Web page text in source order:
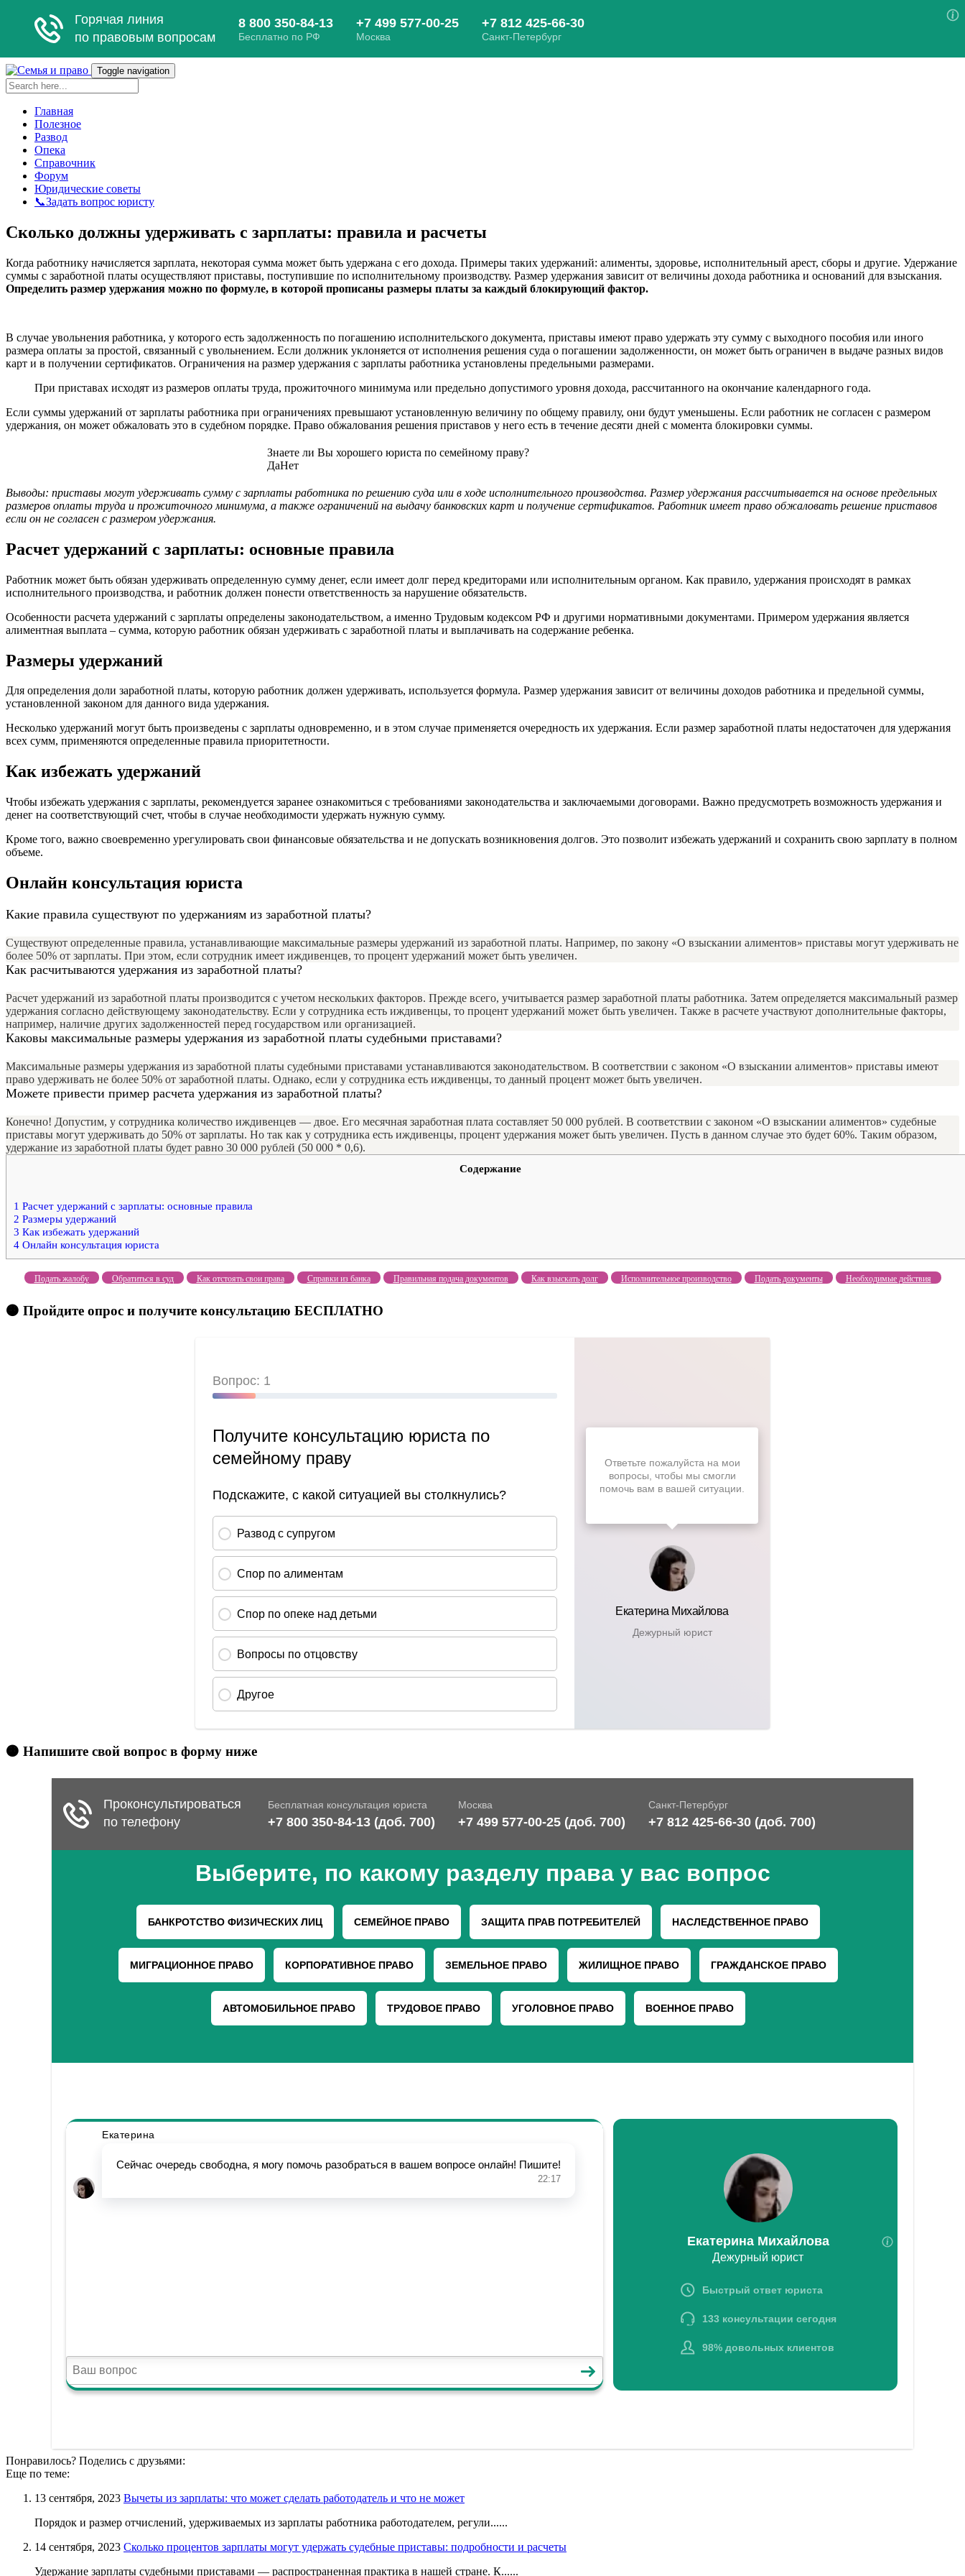
Toggle navigation
Главная
Полезное
Развод
Опека
Справочник
Форум
Юридические советы
📞Задать вопрос юристу
Сколько должны удерживать с зарплаты: правила и расчеты
Когда работнику начисляется зарплата, некоторая сумма может быть удержана с его дохода. Примеры таких удержаний: алименты, здоровье, исполнительный арест, сборы и другие. Удержание
суммы с заработной платы осуществляют приставы, поступившие по исполнительному производству. Размер удержания зависит от величины дохода работника и оснований для взыскания.
Определить размер удержания можно по формуле, в которой прописаны размеры платы за каждый блокирующий фактор.
В случае увольнения работника, у которого есть задолженность по погашению исполнительского документа, приставы имеют право удержать эту сумму с выходного пособия или иного
размера оплаты за простой, связанный с увольнением. Если должник уклоняется от исполнения решения суда о погашении задолженности, он может быть ограничен в выдаче разных видов
карт и в получении сертификатов. Ограничения на размер удержания с зарплаты работника установлены предельными размерами.
При приставах исходят из размеров оплаты труда, прожиточного минимума или предельно допустимого уровня дохода, рассчитанного на окончание календарного года.
Если суммы удержаний от зарплаты работника при ограничениях превышают установленную величину по общему правилу, они будут уменьшены. Если работник не согласен с размером
удержания, он может обжаловать это в судебном порядке. Право обжалования решения приставов у него есть в течение десяти дней с момента блокировки суммы.
Знаете ли Вы хорошего юриста по семейному праву?
ДаНет
Выводы: приставы могут удерживать сумму с зарплаты работника по решению суда или в ходе исполнительного производства. Размер удержания рассчитывается на основе предельных
размеров оплаты труда и прожиточного минимума, а также ограничений на выдачу банковских карт и получение сертификатов. Работник имеет право обжаловать решение приставов
если он не согласен с размером удержания.
Расчет удержаний с зарплаты: основные правила
Работник может быть обязан удерживать определенную сумму денег, если имеет долг перед кредиторами или исполнительным органом. Как правило, удержания происходят в рамках
исполнительного производства, и работник должен понести ответственность за нарушение обязательств.
Особенности расчета удержаний с зарплаты определены законодательством, а именно Трудовым кодексом РФ и другими нормативными документами. Примером удержания является
алиментная выплата – сумма, которую работник обязан удерживать с заработной платы и выплачивать на содержание ребенка.
Размеры удержаний
Для определения доли заработной платы, которую работник должен удерживать, используется формула. Размер удержания зависит от величины доходов работника и предельной суммы,
установленной законом для данного вида удержания.
Несколько удержаний могут быть произведены с зарплаты одновременно, и в этом случае применяется очередность их удержания. Если размер заработной платы недостаточен для удержания
всех сумм, применяются определенные правила приоритетности.
Как избежать удержаний
Чтобы избежать удержания с зарплаты, рекомендуется заранее ознакомиться с требованиями законодательства и заключаемыми договорами. Важно предусмотреть возможность удержания и
денег на соответствующий счет, чтобы в случае необходимости удержать нужную сумму.
Кроме того, важно своевременно урегулировать свои финансовые обязательства и не допускать возникновения долгов. Это позволит избежать удержаний и сохранить свою зарплату в полном
объеме.
Онлайн консультация юриста
Какие правила существуют по удержаниям из заработной платы?
Существуют определенные правила, устанавливающие максимальные размеры удержаний из заработной платы. Например, по закону «О взыскании алиментов» приставы могут удерживать не
более 50% от зарплаты. При этом, если сотрудник имеет иждивенцев, то процент удержаний может быть увеличен.
Как расчитываются удержания из заработной платы?
Расчет удержаний из заработной платы производится с учетом нескольких факторов. Прежде всего, учитывается размер заработной платы работника. Затем определяется максимальный размер
удержания согласно действующему законодательству. Если у сотрудника есть иждивенцы, то процент удержаний может быть увеличен. Также в расчете участвуют дополнительные факторы,
например, наличие других задолженностей перед государством или организацией.
Каковы максимальные размеры удержания из заработной платы судебными приставами?
Максимальные размеры удержания из заработной платы судебными приставами устанавливаются законодательством. В соответствии с законом «О взыскании алиментов» приставы имеют
право удерживать не более 50% от заработной платы. Однако, если у сотрудника есть иждивенцы, то данный процент может быть увеличен.
Можете привести пример расчета удержания из заработной платы?
Конечно! Допустим, у сотрудника количество иждивенцев — двое. Его месячная заработная плата составляет 50 000 рублей. В соответствии с законом «О взыскании алиментов» судебные
приставы могут удерживать до 50% от зарплаты. Но так как у сотрудника есть иждивенцы, процент удержания может быть увеличен. Пусть в данном случае это будет 60%. Таким образом,
удержание из заработной платы будет равно 30 000 рублей (50 000 * 0,6).
Содержание
1 Расчет удержаний с зарплаты: основные правила
2 Размеры удержаний
3 Как избежать удержаний
4 Онлайн консультация юриста
Подать жалобу Обратиться в суд Как отстоять свои права Справки из банка Правильная подача документов Как взыскать долг Исполнительное производство Подать документы Необходимые действия
🟠 Пройдите опрос и получите консультацию БЕСПЛАТНО
🟠 Напишите свой вопрос в форму ниже
Понравилось? Поделись с друзьями:
Еще по теме:
13 сентября, 2023 Вычеты из зарплаты: что может сделать работодатель и что не может
Порядок и размер отчислений, удерживаемых из зарплаты работника работодателем, регули......
14 сентября, 2023 Сколько процентов зарплаты могут удержать судебные приставы: подробности и расчеты
Удержание зарплаты судебными приставами — распространенная практика в нашей стране. К......